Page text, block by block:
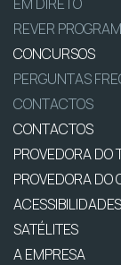
REVER
CONCURSOS
PERGUNTAS
CONTACTOS
CONTACTOS
PROVEDORA DO
PROVEDORA DO
ACESSIBILIDADES
SATÉLITES
A EMPRESA